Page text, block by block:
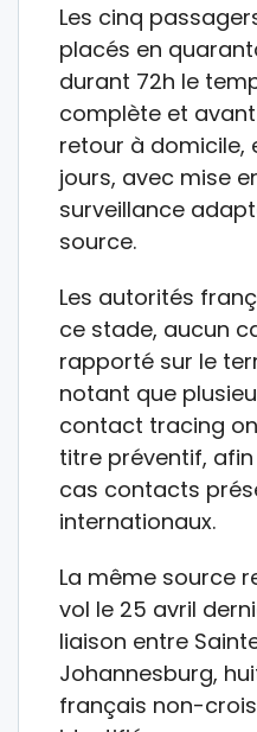
Les cinq
placés en
durant 72h le
complète et avant
retour à domicile,
jours, avec mise
surveillance
source.
Les autorités
ce stade, aucun
rapporté sur le
notant que
contact tracing
titre préventif,
cas contacts
internationaux.
La même source
vol le 25 avril
liaison entre
Johannesburg,
français non-